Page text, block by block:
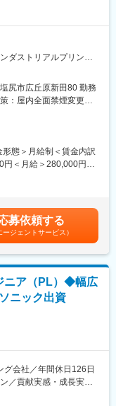
全額負担
要求の展開とベンダー
による情報収集と対応
ションであり、グロー
割です。
じたグローバルコンプ
提案力の向上
際標準への適合など）
／CSIRTリーダ
ど、社内外での高度専
ダストリアルプリンテ
推進をお任せします。
ら評価・認証まで、製
長です。
広くご担当いただきま
おります。
ーズ、市場動向、競合動
キュリティ強化等）
する業務推進（社内関
）
など多様な完成品の開
実践的なIoT製品セキュ
値を高める技術として
尻市広丘原新田80 勤務
：屋内全面禁煙変更の
態＞月給制＜賃金内訳
＜月給＞280,000円～
にてお伝えいたしま
12月）賃金はあくまで
る可能性があります。
募依頼する
ージェントサービス）
ニア（PL）◆幅広
ニック出資
グ会社／年間休日126日
／貢献実感・成長実感